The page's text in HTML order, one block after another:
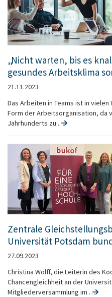
„Nicht warten, bis es
gesundes Arbeitsklima
21.11.2023
Das Arbeiten in Teams ist in
Form der Arbeitsorganisation, da
Jahrhunderts zu …
Zentrale
Universität Potsdam
27.09.2023
Christina Wolff, die Leiterin des
Chancengleichheit an der
Mitgliederversammlung im …